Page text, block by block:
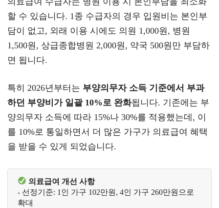
할 수 있습니다. 1종 수급자의 경우 입원비는 본인부
담이 없고, 외래 이용 시에도 의원 1,000원, 병원
1,500원, 상급종합병원 2,000원, 약국 500원만 부담하
면 됩니다.
특히 2026년부터는 부양의무자 소득 기준에서 부과
하던 부양비가 일괄 10%로 완화됩니다. 기존에는 부
양의무자 소득에 따라 15%나 30%를 적용했는데, 이
를 10%로 통일하면서 더 많은 가구가 의료급여 혜택
을 받을 수 있게 되었습니다.
의료급여 개선 사항
- 선정기준: 1인 가구 102만원, 4인 가구 260만원으로
확대